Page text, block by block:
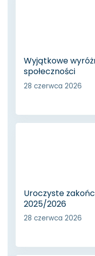
Wyjątkowe
społeczności
28 czerwca 2026
Uroczyste
2025/2026
28 czerwca 2026